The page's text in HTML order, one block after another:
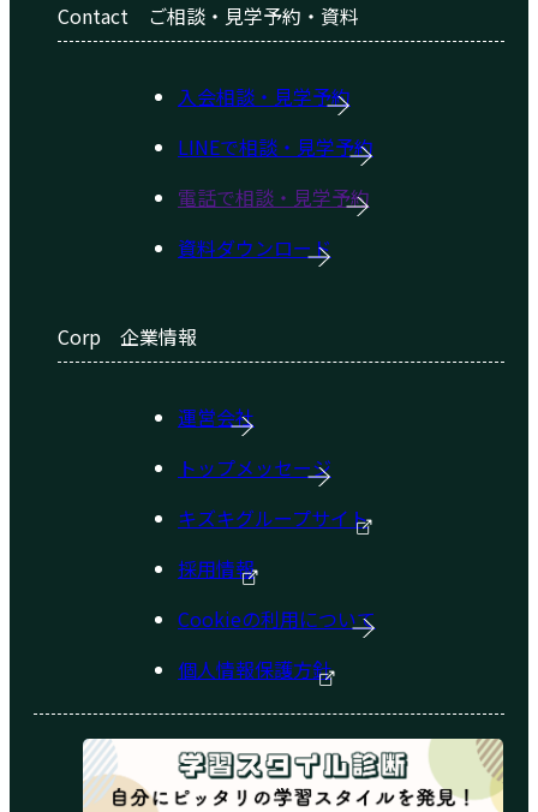
Contact ご相談・見学予約・資料
入会相談・見学予約
LINEで相談・見学予約
電話で相談・見学予約
資料ダウンロード
Corp 企業情報
運営会社
トップメッセージ
キズキグループサイト
採用情報
Cookieの利用について
個人情報保護方針